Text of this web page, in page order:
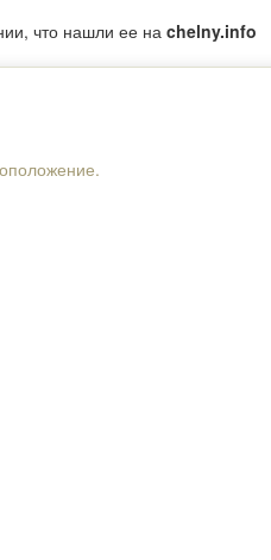
что нашли ее наchelny.info